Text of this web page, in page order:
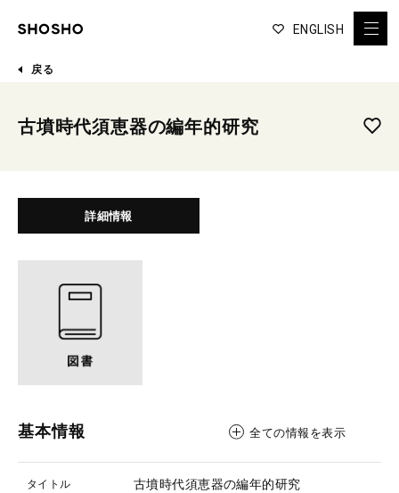
ENGLISH
戻る
古墳時代須恵器の編年的研究
詳細情報
基本情報 全ての情報を表示
タイトル 古墳時代須恵器の編年的研究